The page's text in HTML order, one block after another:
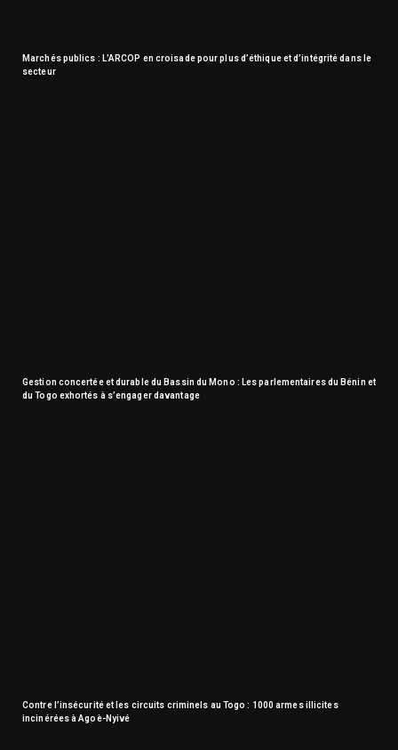
Marchés publics : L’ARCOP en croisade pour plus d’éthique et d’intégrité dans le
secteur
Gestion concertée et durable du Bassin du Mono : Les parlementaires du Bénin et
du Togo exhortés à s’engager davantage
Contre l’insécurité et les circuits criminels au Togo : 1000 armes illicites
incinérées à Agoè-Nyivé